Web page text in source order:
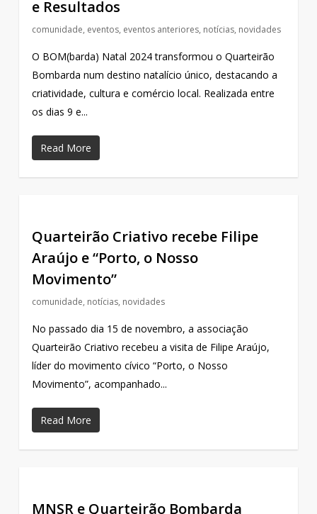
e Resultados
comunidade, eventos, eventos anteriores, notícias, novidades
O BOM(barda) Natal 2024 transformou o Quarteirão
Bombarda num destino natalício único, destacando a
criatividade, cultura e comércio local. Realizada entre
os dias 9 e...
Read More
Quarteirão Criativo recebe Filipe
Araújo e “Porto, o Nosso
Movimento”
comunidade, notícias, novidades
No passado dia 15 de novembro, a associação
Quarteirão Criativo recebeu a visita de Filipe Araújo,
líder do movimento cívico “Porto, o Nosso
Movimento”, acompanhado...
Read More
MNSR e Quarteirão Bombarda